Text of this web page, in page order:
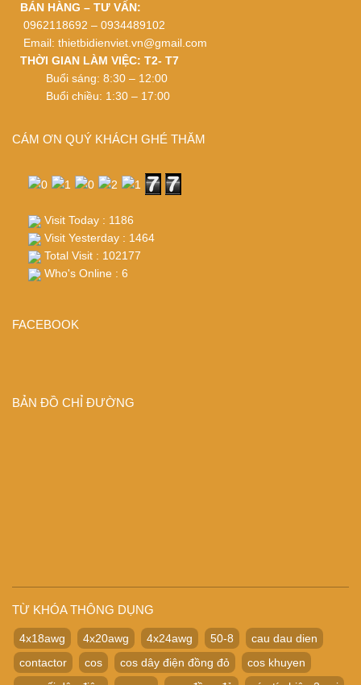
BÁN HÀNG – TƯ VẤN:
0962118692 – 0934489102
Email: thietbidienviet.vn@gmail.com
THỜI GIAN LÀM VIỆC: T2- T7
Buổi sáng: 8:30 – 12:00
Buổi chiều: 1:30 – 17:00
CÁM ƠN QUÝ KHÁCH GHÉ THĂM
Visit Today : 1186
Visit Yesterday : 1464
Total Visit : 102177
Who's Online : 6
FACEBOOK
BẢN ĐỒ CHỈ ĐƯỜNG
TỪ KHÓA THÔNG DỤNG
4x18awg 4x20awg 4x24awg 50-8
cau dau dien
contactor
cos cos dây điện đồng đỏ
cos khuyen